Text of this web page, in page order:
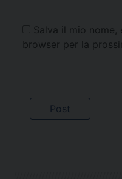
Salva il mio
browser per la